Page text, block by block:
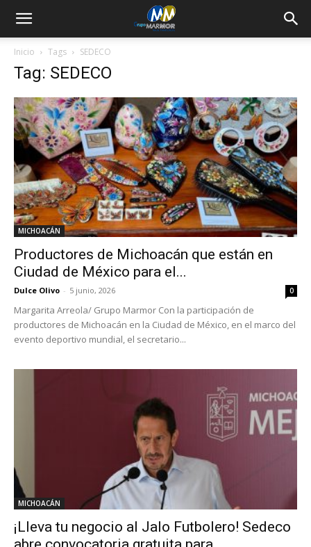
Inicio Tags SEDECO
Tag: SEDECO
MICHOACÁN
Productores de Michoacán que están en
Ciudad de México para el...
Dulce Olivo - 5 junio, 2026 0
Margarita Arreola/ Grupo Marmor Con la participación de
productores de Michoacán en la Ciudad de México, en el marco del
evento deportivo mundial, el secretario...
MICHOACÁN
¡Lleva tu negocio al Jalo Futbolero! Sedeco